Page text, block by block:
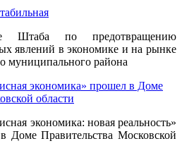
Штаба по предотвращению
явлений в экономике и на рынке
муниципального района
экономика» прошел в Доме
области
экономика: новая реальность»
Доме Правительства Московской